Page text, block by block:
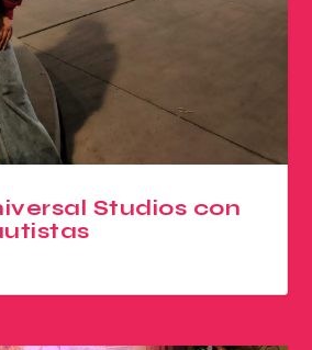
Studios con